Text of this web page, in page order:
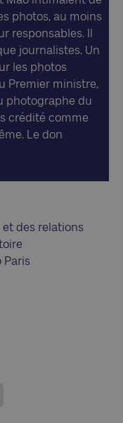
photos, au moins
responsables. Il
journalistes. Un
les photos
Premier ministre,
photographe du
crédité comme
Le don
et des relations
Paris